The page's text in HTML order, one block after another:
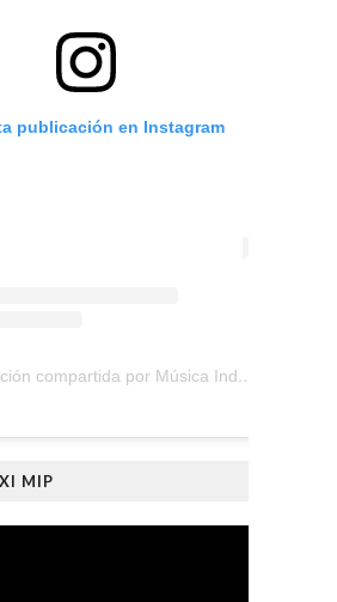
publicación en Instagram
Una publicación compartida por Música Independiente Perú 🇵🇪 (@musica.independiente.peru)
MIP